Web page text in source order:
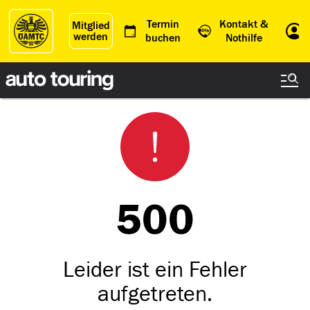
Mitglied
werden
Termin
buchen
Kontakt &
Nothilfe
500
Leider ist ein Fehler
aufgetreten.